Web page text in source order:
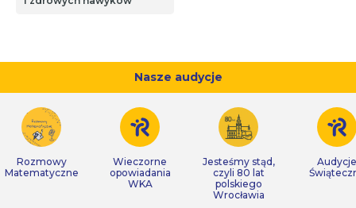
Nasze audycje
Rozmowy
Matematyczne
Wieczorne
opowiadania
WKA
Jesteśmy stąd,
czyli 80 lat
polskiego
Wrocławia
Audycje